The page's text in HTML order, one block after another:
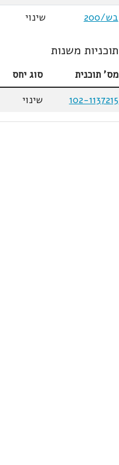
בש/200
שינוי
תוכניות משנות
מס' תוכנית סוג יחס
102-1137215
שינוי